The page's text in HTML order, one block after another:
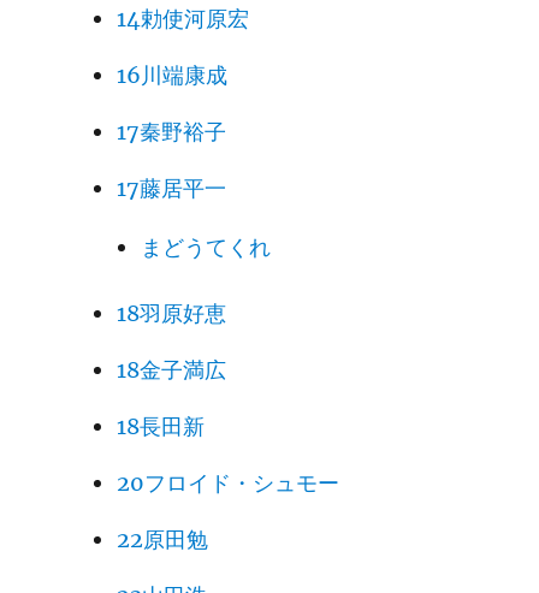
14勅使河原宏
16川端康成
17秦野裕子
17藤居平一
まどうてくれ
18羽原好恵
18金子満広
18長田新
20フロイド・シュモー
22原田勉